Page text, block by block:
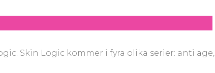
Skin Logic kommer i fyra olika serier: anti age,